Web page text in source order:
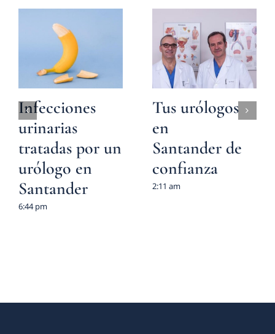
Infecciones
urinarias
tratadas por un
urólogo en
Santander
6:44 pm
Tus urólogos
en
Santander de
confianza
2:11 am